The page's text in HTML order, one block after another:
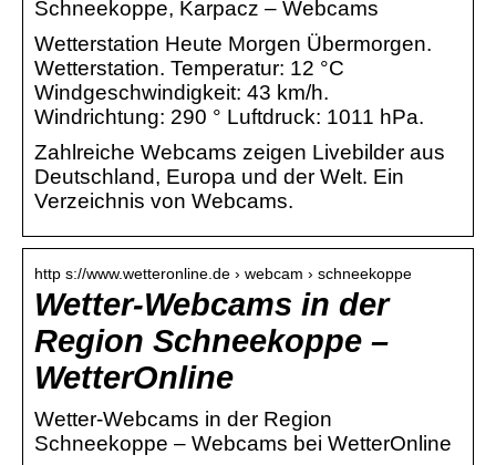
Schneekoppe, Karpacz – Webcams
Wetterstation Heute Morgen Übermorgen.
Wetterstation. Temperatur: 12 °C
Windgeschwindigkeit: 43 km/h.
Windrichtung: 290 ° Luftdruck: 1011 hPa.
Zahlreiche Webcams zeigen Livebilder aus
Deutschland, Europa und der Welt. Ein
Verzeichnis von Webcams.
http s://www.wetteronline.de › webcam › schneekoppe
Wetter-Webcams in der
Region Schneekoppe –
WetterOnline
Wetter-Webcams in der Region
Schneekoppe – Webcams bei WetterOnline